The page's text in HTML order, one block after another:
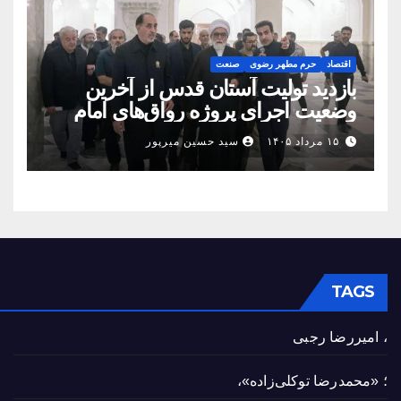
اقتصاد حرم مطهر رضوی صنعت
بازدید تولیت آستان قدس از آخرین
وضعیت اجرای پروژه رواق‌های امام
حسین(ع) و امیرالمؤمنین(ع)
۱۵ مرداد ۱۴۰۵ سید حسین میرپور
TAGS
، امیررضا رجبی
؛ «محمدرضا توکلی‌زاده»،